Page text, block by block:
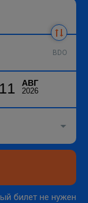
BDO
11 АВГ
2026
билет не нужен